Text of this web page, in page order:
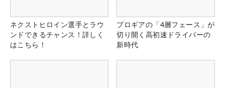
ネクストヒロイン選手とラウ
ンドできるチャンス！詳しく
はこちら！
プロギアの「4層フェース」が
切り開く高初速ドライバーの
新時代